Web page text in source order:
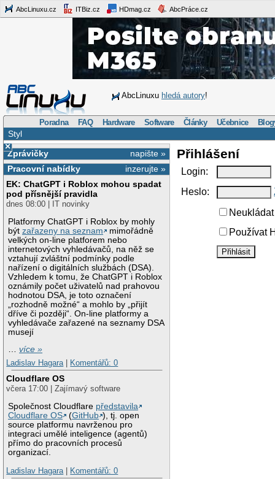
AbcLinuxu.cz ITBiz.cz HDmag.cz AbcPráce.cz
AbcLinuxu hledá autory!
Poradna FAQ Hardware Software Články Učebnice
Styl
×
napište »
Zprávičky
inzerujte »
Pracovní nabídky
EK: ChatGPT i Roblox mohou spadat
pod přísnější pravidla
dnes 08:00 | IT novinky
Platformy ChatGPT i Roblox by mohly
býtzařazeny na seznam
mimořádně
velkých on-line platforem nebo
internetových vyhledávačů, na něž se
vztahují zvláštní podmínky podle
nařízení o digitálních službách (DSA).
Vzhledem k tomu, že ChatGPT i Roblox
oznámily počet uživatelů nad prahovou
hodnotou DSA, je toto označení
„rozhodně možné“ a mohlo by „přijít
dříve či později“. On-line platformy a
vyhledávače zařazené na seznamy DSA
musejí
…více »
Ladislav Hagara
Komentářů: 0
Cloudflare OS
včera 17:00 | Zajímavý software
Společnost Cloudflare představila
Cloudflare OS
(GitHub ), tj. open
source platformu navrženou pro
integraci umělé inteligence (agentů)
přímo do pracovních procesů
organizací.
Ladislav Hagara
Komentářů: 0
Přihlášení
Login:
Heslo:
Používat